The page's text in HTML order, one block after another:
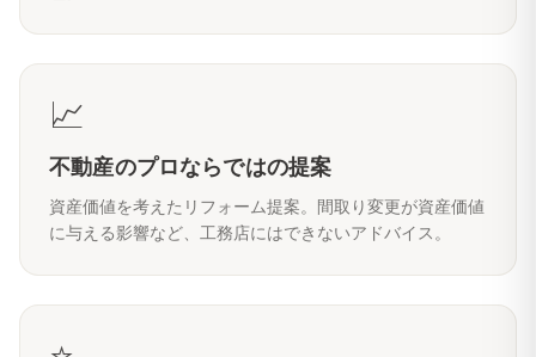
📈
不動産のプロならではの提案
資産価値を考えたリフォーム提案。間取り変更が資産価値
に与える影響など、工務店にはできないアドバイス。